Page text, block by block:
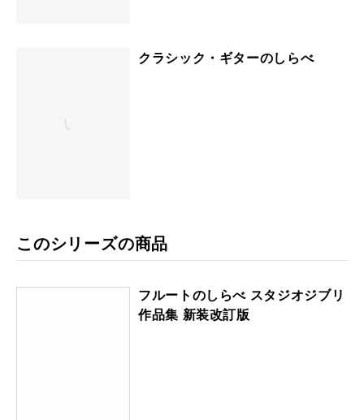
クラシック・ギターのしらべ
このシリーズの商品
フルートのしらべ スタジオジブリ
作品集 新装改訂版